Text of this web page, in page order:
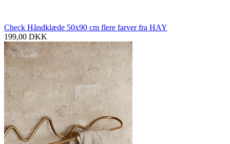
Check Håndklæde 50x90 cm flere farver fra HAY
199,00 DKK